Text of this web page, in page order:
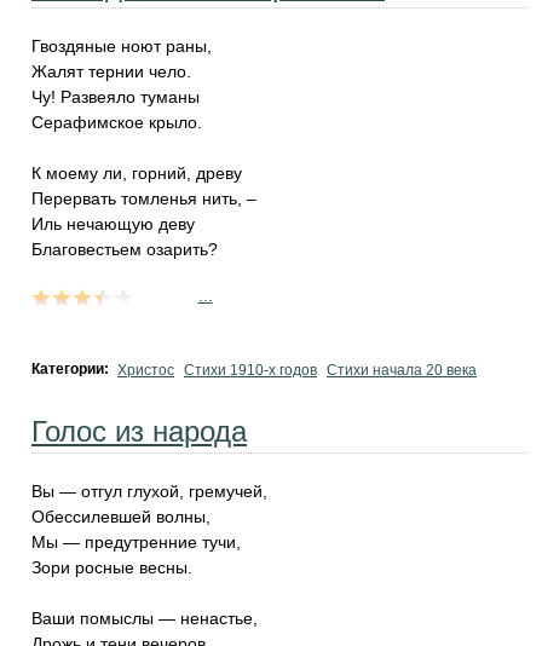
Гвоздяные ноют раны,
Жалят тернии чело.
Чу! Развеяло туманы
Серафимское крыло.
К моему ли, горний, древу
Перервать томленья нить, –
Иль нечающую деву
Благовестьем озарить?
Категории: Христос Стихи 1910-х годов Стихи начала 20 века
Голос из народа
Вы — отгул глухой, гремучей,
Обессилевшей волны,
Мы — предутренние тучи,
Зори росные весны.
Ваши помыслы — ненастье,